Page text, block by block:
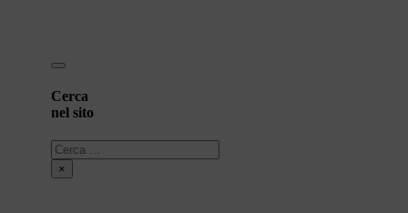
Cerca
nel sito
Cerca
×